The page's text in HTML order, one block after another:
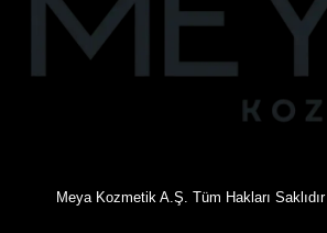
Meya Kozmetik A.Ş. Tüm Hakları Saklıdır